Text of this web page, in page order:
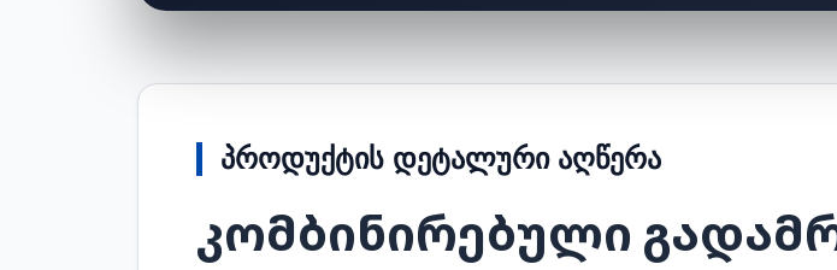
ᲞᲠᲝᲓᲣᲥᲢᲘᲡ ᲓᲔᲢᲐᲚᲣᲠᲘ ᲐᲦᲬᲔᲠᲐ
კომბინირებული